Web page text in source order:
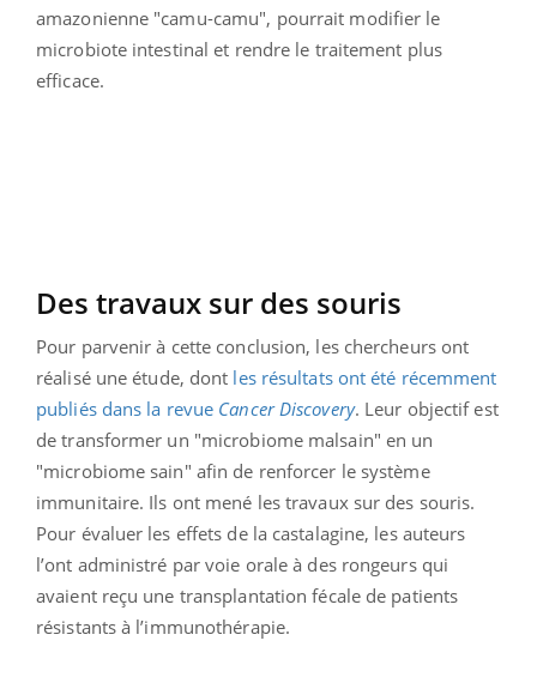
amazonienne "camu-camu", pourrait modifier le
microbiote intestinal et rendre le traitement plus
efficace.
Des travaux sur des souris
Pour parvenir à cette conclusion, les chercheurs ont
réalisé une étude, dont les résultats ont été récemment
publiés dans la revue Cancer Discovery. Leur objectif est
de transformer un "microbiome malsain" en un
"microbiome sain" afin de renforcer le système
immunitaire. Ils ont mené les travaux sur des souris.
Pour évaluer les effets de la castalagine, les auteurs
l’ont administré par voie orale à des rongeurs qui
avaient reçu une transplantation fécale de patients
résistants à l’immunothérapie.